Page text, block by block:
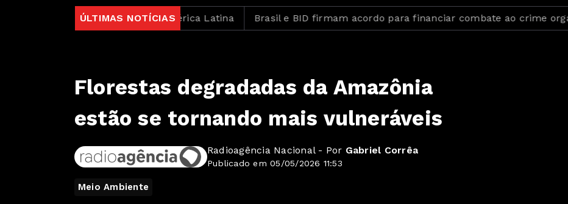
ÚLTIMAS NOTÍCIAS
para segurança na América Latina Brasil e BID firmam acordo para financiar combate ao crime organizado
Florestas degradadas da Amazônia
estão se tornando mais vulneráveis
Radioagência Nacional - Por Gabriel Corrêa
Publicado em 05/05/2026 11:53
Meio Ambiente